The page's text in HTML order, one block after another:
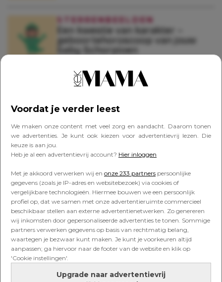
Voordat je verder leest
We maken onze content met veel zorg en aandacht. Daarom tonen
we advertenties. Je kunt ook kiezen voor advertentievrij lezen. Die
keuze is aan jou.
Heb je al een advertentievrij account? Hier inloggen
Met je akkoord verwerken wij en onze 233 partners persoonlijke
gegevens (zoals je IP-adres en websitebezoek) via cookies of
vergelijkbare technologieën. Hiermee bouwen we een persoonlijk
profiel op, dat we samen met onze advertentieruimte commercieel
beschikbaar stellen aan externe advertentienetwerken. Zo genereren
wij inkomsten door gepersonaliseerde advertenties te tonen. Sommige
partners verwerken gegevens op basis van rechtmatig belang,
waartegen je bezwaar kunt maken. Je kunt je voorkeuren altijd
aanpassen; ga hiervoor naar de footer van de website en klik op
'Cookie instellingen'.
Upgrade naar advertentievrij
STERRENBEELDEN
Een kwestie van karakter –
geboortehoroscoop van jouw
baby Schorpioen
STERRENBEELDEN
geboortehoroscoop van jouw
baby Weegschaal
STERRENBEELDEN
geboortehoroscoop van jouw
baby Maagd
STERRENBEELDEN
Een kwestie van karakter –
geboortehoroscoop van jouw
baby Kreeft